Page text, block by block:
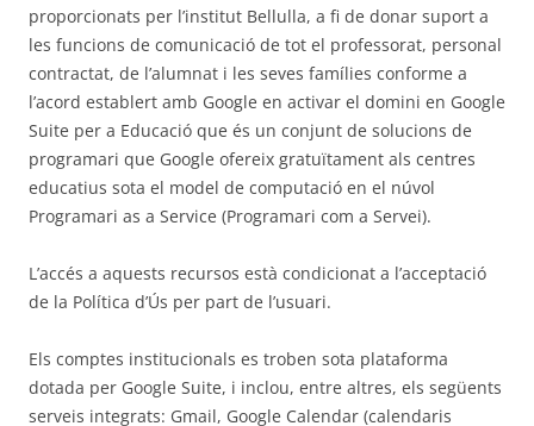
proporcionats per l’institut Bellulla, a fi de donar suport a
les funcions de comunicació de tot el professorat, personal
contractat, de l’alumnat i les seves famílies conforme a
l’acord establert amb Google en activar el domini en Google
Suite per a Educació que és un conjunt de solucions de
programari que Google ofereix gratuïtament als centres
educatius sota el model de computació en el núvol
Programari as a Service (Programari com a Servei).
L’accés a aquests recursos està condicionat a l’acceptació
de la Política d’Ús per part de l’usuari.
Els comptes institucionals es troben sota plataforma
dotada per Google Suite, i inclou, entre altres, els següents
serveis integrats: Gmail, Google Calendar (calendaris